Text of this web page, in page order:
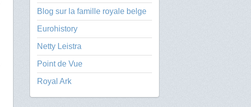
Blog sur la famille royale belge
Eurohistory
Netty Leistra
Point de Vue
Royal Ark